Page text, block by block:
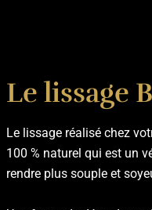
Le lissage
Le lissage réalisé chez
100 % naturel qui est un
rendre plus souple et